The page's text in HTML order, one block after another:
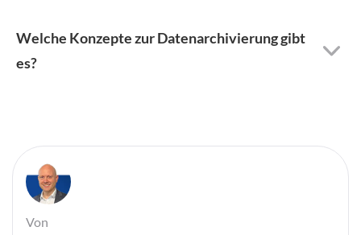
Welche Konzepte zur Datenarchivierung gibt
es?
Von